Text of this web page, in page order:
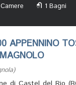
1 Bagni
APPENNINO